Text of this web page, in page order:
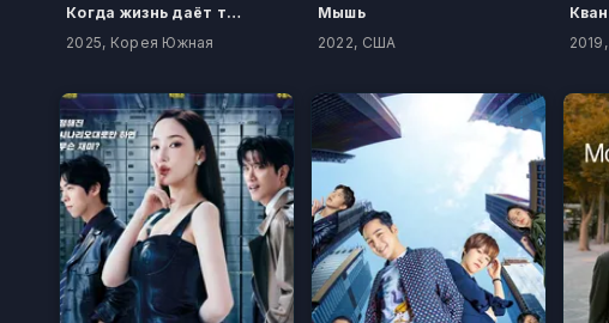
Когда жизнь даёт тебе мандарины
2025, Корея Южная
Мышь
2022, США